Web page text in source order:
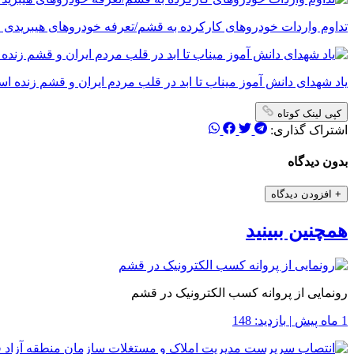
تداوم واردات خودروهای کارکرده به قشم/تعرفه خودروهای هیبریدی ۵ درصد شد
یاد شهدای دانش آموز میناب تا ابد در قلب مردم ایران و قشم زنده
کپی لینک کوتاه
اشتراک گذاری:
بدون دیدگاه
+ افزودن دیدگاه
همچنین ببینید
رونمایی از پروانه کسب الکترونیک در قشم
1 ماه پیش | بازدید: 148